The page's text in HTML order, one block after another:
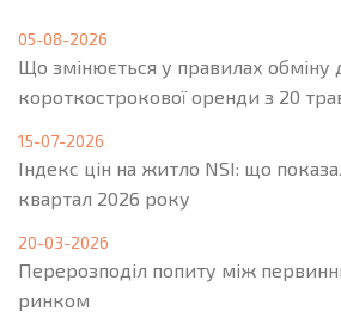
05-08-2026
Що змінюється у правилах обміну
короткострокової оренди з 20
15-07-2026
Індекс цін на житло NSI: що
квартал 2026 року
20-03-2026
Перерозподіл попиту між
ринком